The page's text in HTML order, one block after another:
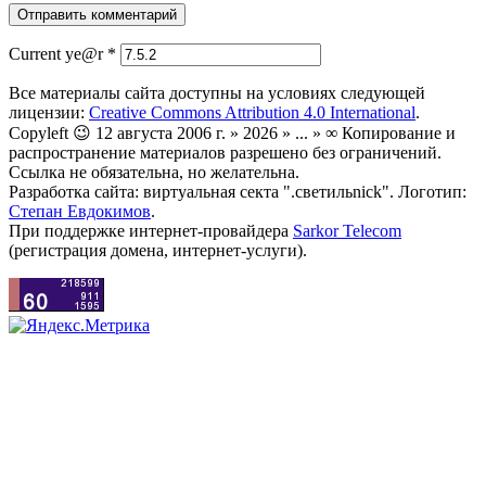
Current ye@r *
Все материалы сайта доступны на условиях следующей
лицензии: Creative Commons Attribution 4.0 International.
Copyleft 😉 12 августа 2006 г. » 2026 » ... » ∞ Копирование и
распространение материалов разрешено без ограничений.
Ссылка не обязательна, но желательна.
Разработка сайта: виртуальная секта ".светильnick". Логотип:
Степан Евдокимов.
При поддержке интернет-провайдера Sarkor Telecom
(регистрация домена, интернет-услуги).